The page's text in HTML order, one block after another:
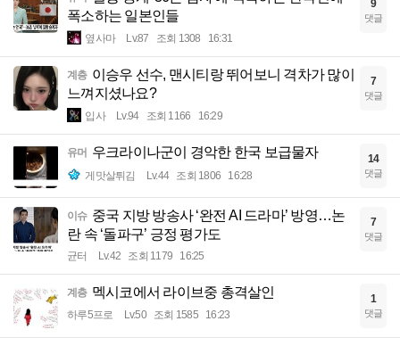
폭소하는 일본인들
옆사마 Lv.87 조회 1308 16:31
9
댓글
계층 이승우 선수, 맨시티랑 뛰어보니 격차가 많이
느껴지셨나요?
입사 Lv.94 조회 1166 16:29
7
댓글
유머 우크라이나군이 경악한 한국 보급물자
게맛살튀김 Lv.44 조회 1806 16:28
14
댓글
이슈 중국 지방 방송사 ‘완전 AI 드라마’ 방영…논
란 속 ‘돌파구’ 긍정 평가도
균터 Lv.42 조회 1179 16:25
7
댓글
계층 멕시코에서 라이브중 총격살인
하루5프로 Lv.50 조회 1585 16:23
1
댓글